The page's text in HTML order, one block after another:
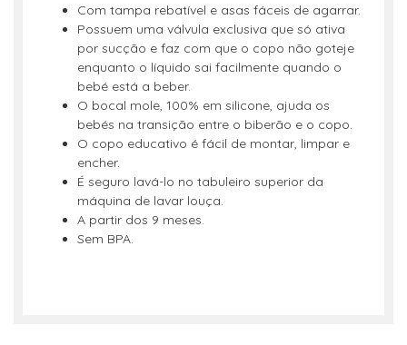
Com tampa rebatível e asas fáceis de agarrar.
Possuem uma válvula exclusiva que só ativa
por sucção e faz com que o copo não goteje
enquanto o líquido sai facilmente quando o
bebé está a beber.
O bocal mole, 100% em silicone, ajuda os
bebés na transição entre o biberão e o copo.
O copo educativo é fácil de montar, limpar e
encher.
É seguro lavá-lo no tabuleiro superior da
máquina de lavar louça.
A partir dos 9 meses.
Sem BPA.